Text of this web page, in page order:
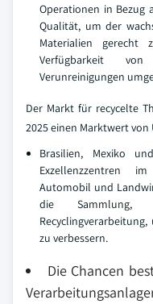
Operationen in Bezug
Qualität, um der
Materialien
Verfügbarkeit
Verunreinigungen
Der Markt für recycelte
2025 einen Marktwert von
Brasilien, Mexiko
Exzellenzzentren
Automobil und
die Sammlung,
zu verbessern.
Die Chancen